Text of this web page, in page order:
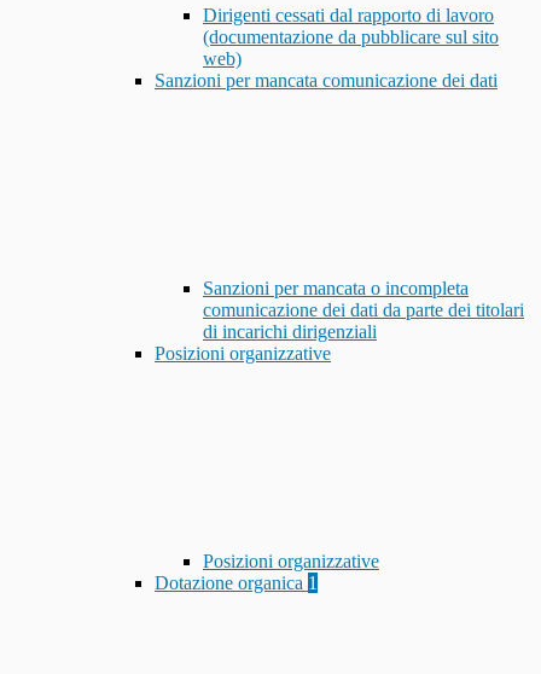
Dirigenti cessati dal rapporto di lavoro
(documentazione da pubblicare sul sito
web)
Sanzioni per mancata comunicazione dei dati
Sanzioni per mancata o incompleta
comunicazione dei dati da parte dei titolari
di incarichi dirigenziali
Posizioni organizzative
Posizioni organizzative
Dotazione organica 1